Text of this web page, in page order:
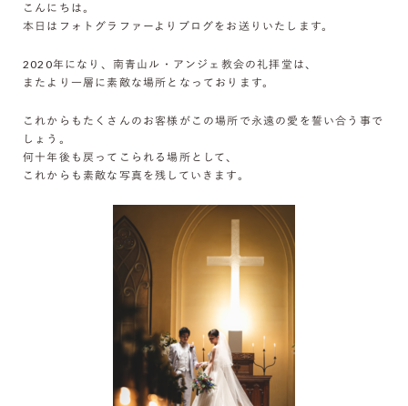
こんにちは。
本日はフォトグラファーよりブログをお送りいたします。
2020年になり、南青山ル・アンジェ教会の礼拝堂は、
またより一層に素敵な場所となっております。
これからもたくさんのお客様がこの場所で永遠の愛を誓い合う事で
しょう。
何十年後も戻ってこられる場所として、
これからも素敵な写真を残していきます。